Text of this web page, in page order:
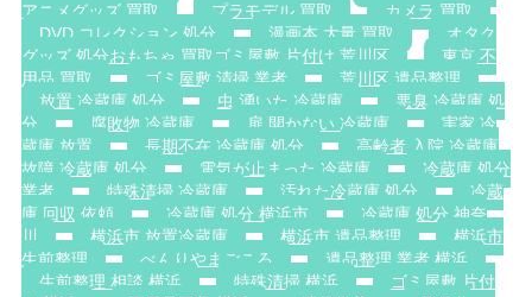
アニメグッズ 買取
プラモデル 買取
カメラ 買取
DVD コレクション 処分
漫画本 大量 買取
オタク
グッズ 処分おもちゃ 買取ゴミ屋敷 片付け 荒川区
東京 不
用品 買取
ゴミ屋敷 清掃 業者
荒川区 遺品整理
放置 冷蔵庫 処分
虫 湧いた 冷蔵庫
悪臭 冷蔵庫 処
分
腐敗物 冷蔵庫 扉 開かない 冷蔵庫
実家 冷
蔵庫 放置
長期不在 冷蔵庫 処分
高齢者 入院 冷蔵庫
故障 冷蔵庫 処分
電気が止まった 冷蔵庫
冷蔵庫 処分
業者
特殊清掃 冷蔵庫 汚れた冷蔵庫 処分
冷蔵
庫 回収 依頼
冷蔵庫 処分 横浜市
冷蔵庫 処分 神奈
川
横浜市 放置冷蔵庫 横浜市 遺品整理
横浜市
生前整理
べんりやまごころ
遺品整理 業者 横浜
生前整理 相談 横浜
特殊清掃 横浜
ゴミ屋敷 片付